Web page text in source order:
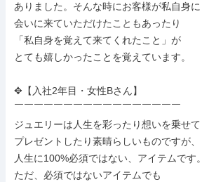
ありました。そんな時にお客様が私自身に
会いに来ていただけたこともあったり
「私自身を覚えて来てくれたこと」が
とても嬉しかったことを覚えています。
✥【入社2年目・女性Bさん】
￣￣￣￣￣￣￣￣￣￣￣￣￣￣￣￣￣
ジュエリーは人生を彩ったり想いを乗せて
プレゼントしたり素晴らしいものですが、
人生に100%必須ではない、アイテムです。
ただ、必須ではないアイテムでも